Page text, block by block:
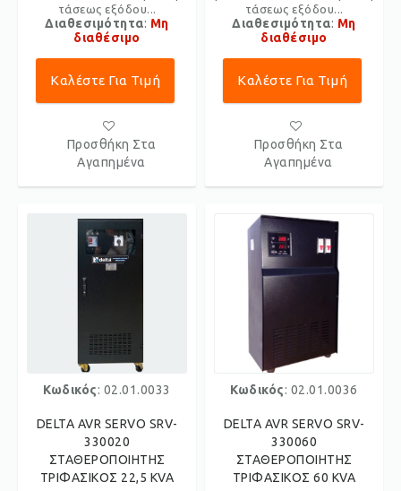
τάσεως εξόδου...
Διαθεσιμότητα: Μη
διαθέσιμο
Καλέστε Για Τιμή
Προσθήκη Στα
Αγαπημένα
Κωδικός: 02.01.0033
DELTA AVR SERVO SRV-
330020
ΣΤΑΘΕΡΟΠΟΙΗΤΗΣ
ΤΡΙΦΑΣΙΚΟΣ 22,5 KVA
τάσεως εξόδου...
Διαθεσιμότητα: Μη
διαθέσιμο
Καλέστε Για Τιμή
Προσθήκη Στα
Αγαπημένα
Κωδικός: 02.01.0036
DELTA AVR SERVO SRV-
330060
ΣΤΑΘΕΡΟΠΟΙΗΤΗΣ
ΤΡΙΦΑΣΙΚΟΣ 60 KVA